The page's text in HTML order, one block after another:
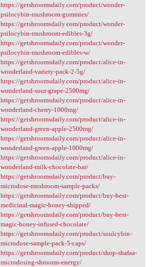
https://getshroomsdaily.com/product/wonder-
psilocybin-mushroom-gummies/
https://getshroomsdaily.com/product/wonder-
psilocybin-mushroom-edibles-3g/
https://getshroomsdaily.com/product/wonder-
psilocybin-mushroom-edibles-w/
https://getshroomsdaily.com/product/alice-in-
wonderland-variety-pack-2-5g/
https://getshroomsdaily.com/product/alice-in-
wonderland-sour-grape-2500mg/
https://getshroomsdaily.com/product/alice-in-
wonderland-cherry-1000mg/
https://getshroomsdaily.com/product/alice-in-
wonderland-green-apple-2500mg/
https://getshroomsdaily.com/product/alice-in-
wonderland-green-apple-1000mg/
https://getshroomsdaily.com/product/alice-in-
wonderland-milk-chocolate-bar/
https://getshroomsdaily.com/product/buy-
microdose-mushroom-sample-packs/
https://getshroomsdaily.com/product/buy-best-
medicinal-magic-honey-shipped/
https://getshroomsdaily.com/product/buy-best-
magic-honey-infused-chocolate/
https://getshroomsdaily.com/product/soulcybin-
microdose-sample-pack-5-caps/
https://getshroomsdaily.com/product/shop-shafaa-
microdosing-shrooms-energy/